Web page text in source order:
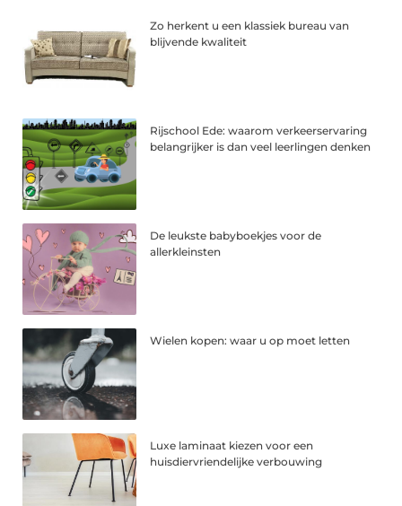
Zo herkent u een klassiek bureau van
blijvende kwaliteit
Rijschool Ede: waarom verkeerservaring
belangrijker is dan veel leerlingen denken
De leukste babyboekjes voor de
allerkleinsten
Wielen kopen: waar u op moet letten
Luxe laminaat kiezen voor een
huisdiervriendelijke verbouwing